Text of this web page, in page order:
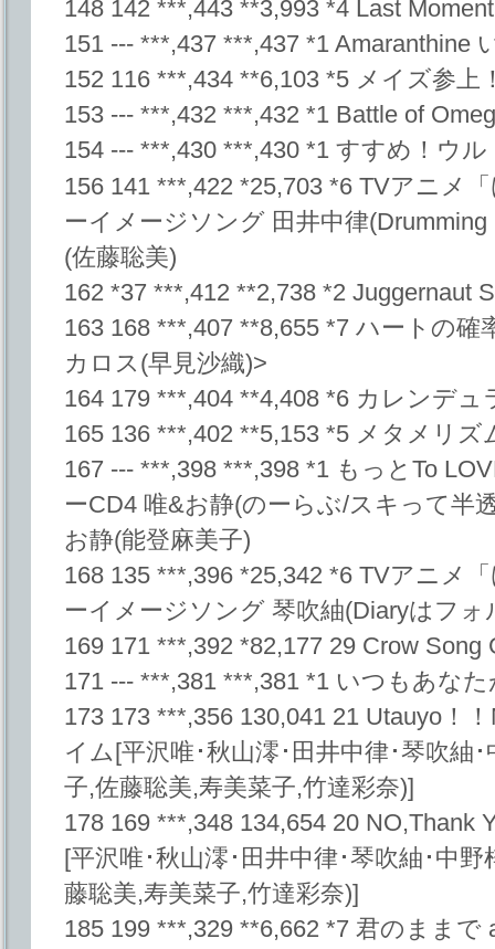
148 142 ***,443 **3,993 *4 Last
151 --- ***,437 ***,437 *1 Amaranthine
152 116 ***,434 **6,103 *5 メイズ参上
153 --- ***,432 ***,432 *1 Battle of
154 --- ***,430 ***,430 *1 すすめ！ウ
156 141 ***,422 *25,703 *6 TVアニメ
ーイメージソング 田井中律
(佐藤聡美)
162 *37 ***,412 **2,738 *2 Juggernaut
163 168 ***,407 **8,655 *7 ハートの確
カロス(早見沙織)>
164 179 ***,404 **4,408 *6 カレンデ
165 136 ***,402 **5,153 *5 メタメリズ
167 --- ***,398 ***,398 *1 もっとTo
ーCD4 唯&お静(のーらぶ/スキって半
お静(能登麻美子)
168 135 ***,396 *25,342 *6 TVアニメ
ーイメージソング 琴吹紬(Diaryはフ
169 171 ***,392 *82,177 29 Crow Song
171 --- ***,381 ***,381 *1 いつもあな
173 173 ***,356 130,041 21 Utauyo！
イム[平沢唯･秋山澪･田井中律･琴吹紬
子,佐藤聡美,寿美菜子,竹達彩奈)]
178 169 ***,348 134,654 20 NO,Thank
[平沢唯･秋山澪･田井中律･琴吹紬･中
藤聡美,寿美菜子,竹達彩奈)]
185 199 ***,329 **6,662 *7 君のままで